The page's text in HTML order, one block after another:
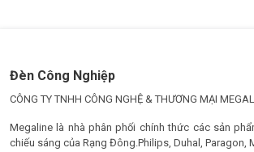
Đèn Công Nghiệp
CÔNG TY TNHH CÔNG NGHỆ & THƯƠNG MẠI
Megaline là nhà phân phối chính thức các sản
chiếu sáng của Rạng Đông.Philips, Duhal, Paragon,